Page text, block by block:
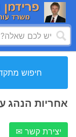
חיפוש
אחריות הנהג
יצירת קשר ✉